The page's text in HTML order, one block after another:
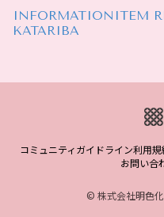
INFORMATION ITEM
KATARIBA
コミュニティガイドライン利用規
お問い合
© 株式会社明色